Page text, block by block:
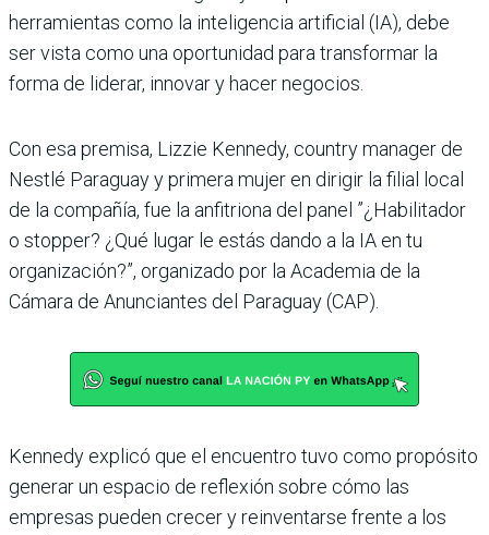
herramientas como la inteligencia artificial (IA), debe
ser vista como una oportunidad para transformar la
forma de liderar, innovar y hacer negocios.
Con esa premisa, Lizzie Kennedy, country manager de
Nestlé Paraguay y primera mujer en dirigir la filial local
de la compañía, fue la anfitriona del panel ”¿Habilitador
o stopper? ¿Qué lugar le estás dando a la IA en tu
organización?”, organizado por la Academia de la
Cámara de Anunciantes del Paraguay (CAP).
Kennedy explicó que el encuentro tuvo como propósito
generar un espacio de reflexión sobre cómo las
empresas pueden crecer y reinventarse frente a los